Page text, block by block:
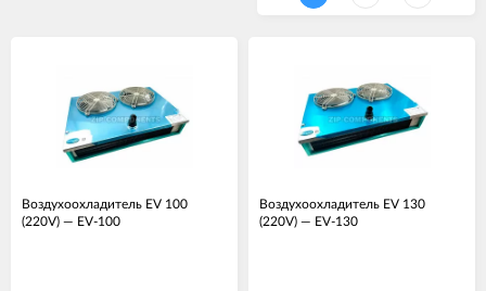
Воздухоохладитель EV 100
(220V) — EV-100
Воздухоохладитель EV 130
(220V) — EV-130